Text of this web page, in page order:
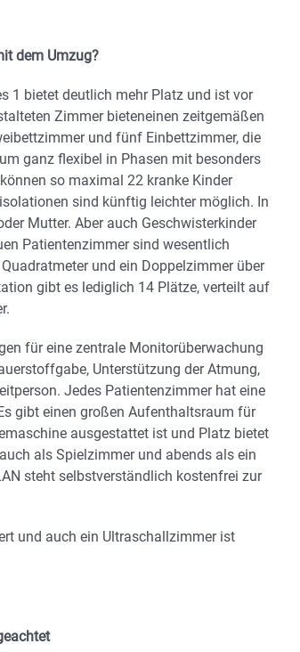
dem Umzug?
1 bietet deutlich mehr Platz und ist vor
Zimmer bieteneinen zeitgemäßen
und fünf Einbettzimmer, die
ganz flexibel in Phasen mit besonders
so maximal 22 kranke Kinder
sind künftig leichter möglich. In
Mutter. Aber auch Geschwisterkinder
Patientenzimmer sind wesentlich
und ein Doppelzimmer über
gibt es lediglich 14 Plätze, verteilt auf
für eine zentrale Monitorüberwachung
Unterstützung der Atmung,
Jedes Patientenzimmer hat eine
gibt einen großen Aufenthaltsraum für
ausgestattet ist und Platz bietet
als Spielzimmer und abends als ein
steht selbstverständlich kostenfrei zur
und auch ein Ultraschallzimmer ist